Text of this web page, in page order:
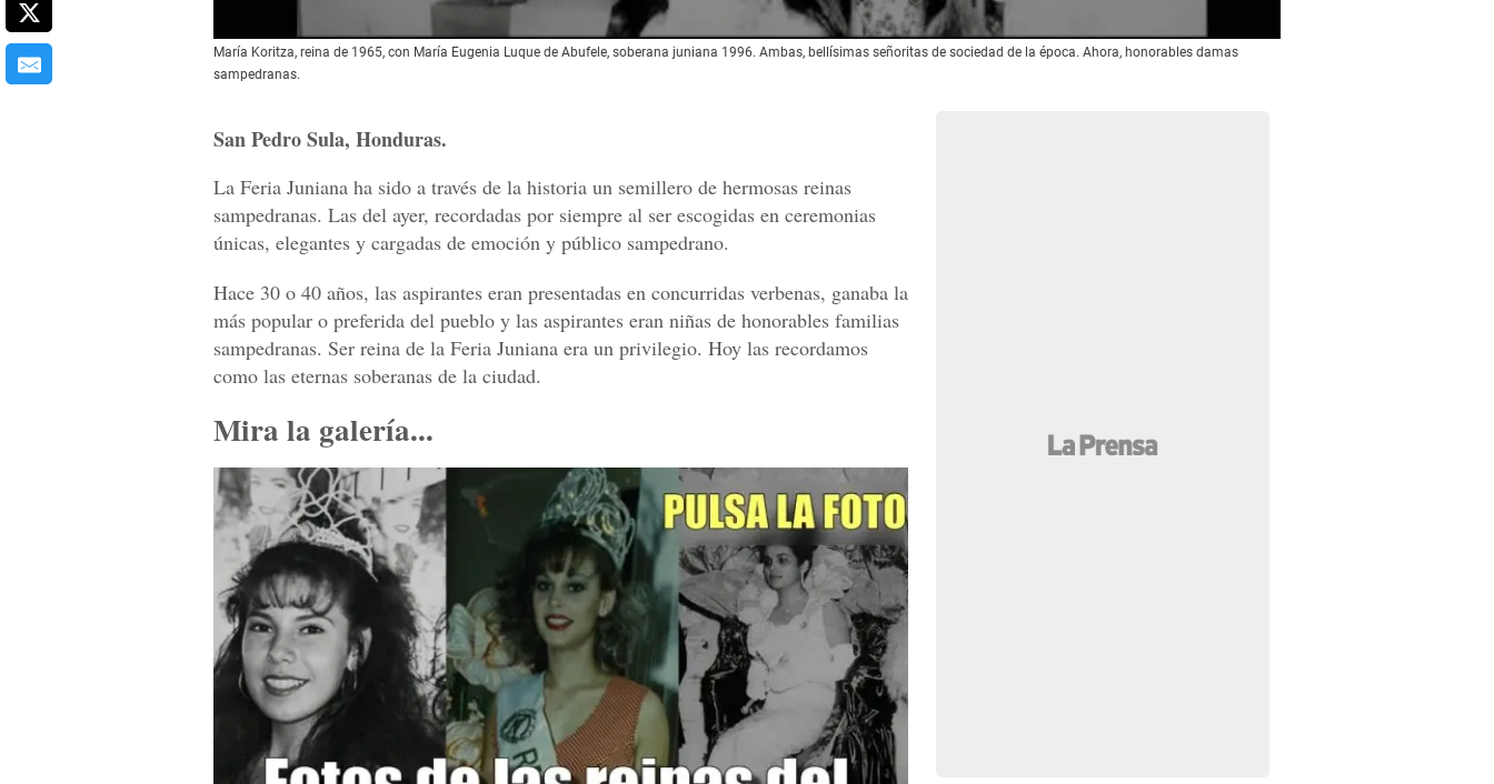
María Koritza, reina de 1965, con María Eugenia Luque de Abufele, soberana juniana 1996. Ambas, bellísimas señoritas de sociedad de la época. Ahora, honorables damas
sampedranas.
San Pedro Sula, Honduras.
La Feria Juniana ha sido a través de la historia un semillero de hermosas reinas
sampedranas. Las del ayer, recordadas por siempre al ser escogidas en ceremonias
únicas, elegantes y cargadas de emoción y público sampedrano.
Hace 30 o 40 años, las aspirantes eran presentadas en concurridas verbenas, ganaba la
más popular o preferida del pueblo y las aspirantes eran niñas de honorables familias
sampedranas. Ser reina de la Feria Juniana era un privilegio. Hoy las recordamos
como las eternas soberanas de la ciudad.
Mira la galería...